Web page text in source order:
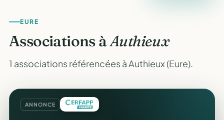
EURE
Associations àAuthieux
1 associations référencées à Authieux (Eure).
ANNONCE